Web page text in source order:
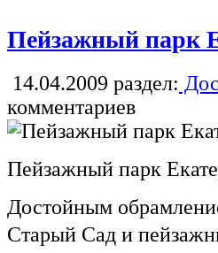
Пейзажный парк
14.04.2009 раздел:
комментариев
Пейзажный парк
Достойным
Старый Сад и